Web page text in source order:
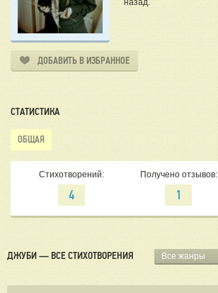
назад.
ДОБАВИТЬ В ИЗБРАННОЕ
СТАТИСТИКА
ОБЩАЯ
Стихотворений:
4
Получено отзывов:
1
ДЖУБИ — ВСЕ СТИХОТВОРЕНИЯ Все жанры